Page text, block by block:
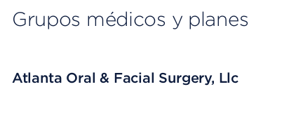
Grupos médicos y planes
Atlanta Oral & Facial Surgery, Llc